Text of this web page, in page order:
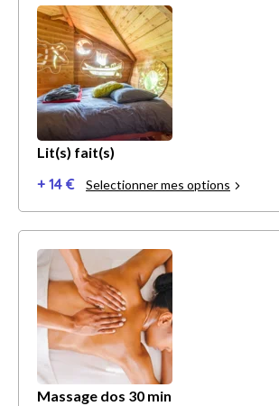
Lit(s) fait(s)
+ 14 € Selectionner mes options
Massage dos 30 min